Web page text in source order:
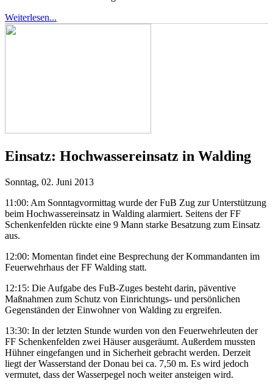
Weiterlesen...
Einsatz: Hochwassereinsatz in Walding
Sonntag, 02. Juni 2013
11:00: Am Sonntagvormittag wurde der FuB Zug zur Unterstützung
beim Hochwassereinsatz in Walding alarmiert. Seitens der FF
Schenkenfelden rückte eine 9 Mann starke Besatzung zum Einsatz
aus.
12:00: Momentan findet eine Besprechung der Kommandanten im
Feuerwehrhaus der FF Walding statt.
12:15: Die Aufgabe des FuB-Zuges besteht darin, päventive
Maßnahmen zum Schutz von Einrichtungs- und persönlichen
Gegenständen der Einwohner von Walding zu ergreifen.
13:30: In der letzten Stunde wurden von den Feuerwehrleuten der
FF Schenkenfelden zwei Häuser ausgeräumt. Außerdem mussten
Hühner eingefangen und in Sicherheit gebracht werden. Derzeit
liegt der Wasserstand der Donau bei ca. 7,50 m. Es wird jedoch
vermutet, dass der Wasserpegel noch weiter ansteigen wird.